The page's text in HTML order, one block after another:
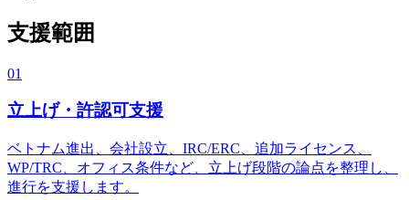
支援範囲
01
立上げ・許認可支援
ベトナム進出、会社設立、IRC/ERC、追加ライセンス、
WP/TRC、オフィス条件など、立上げ段階の論点を整理し、
進行を支援します。